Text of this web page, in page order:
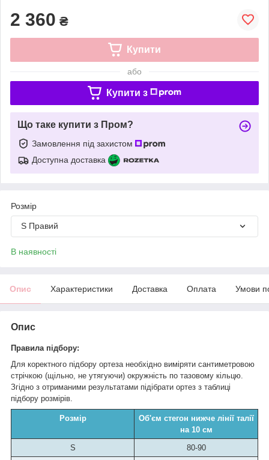
2 360 ₴
Купити
або
Купити з
Що таке купити з Пром?
Замовлення під захистом
Доступна доставка
Розмір
S Правий
В наявності
Опис Характеристики Доставка Оплата Умови
Опис
Правила підбору:
Для коректного підбору ортеза необхідно виміряти сантиметровою
стрічкою (щільно, не утягуючи) окружність по тазовому кільцю.
Згідно з отриманими результатами підібрати ортез з таблиці
підбору розмірів.
Розмір
Об'єм стегон нижче лінії талії
на 10 см
S
80-90